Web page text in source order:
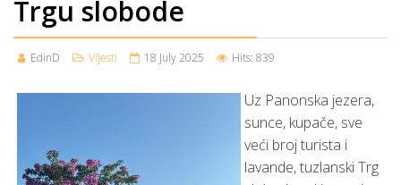
Trgu slobode
EdinD Vijesti 18 July 2025 Hits: 839
Uz Panonska jezera,
sunce, kupače, sve
veći broj turista i
lavande, tuzlanski Trg